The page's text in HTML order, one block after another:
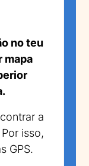
no teu
mapa
a
isso,
GPS.